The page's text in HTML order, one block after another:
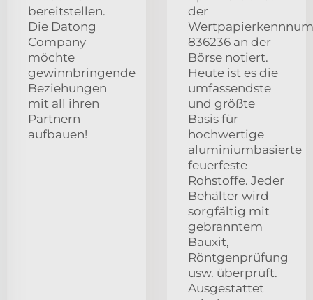
bereitstellen.
Die Datong
Company
möchte
gewinnbringende
Beziehungen
mit all ihren
Partnern
aufbauen!
der
836236 an der
Börse notiert.
Heute ist es die
umfassendste
und größte
Basis für
hochwertige
aluminiumbasierte
feuerfeste
Rohstoffe. Jeder
Behälter wird
sorgfältig mit
gebranntem
Bauxit,
Röntgenprüfung
usw. überprüft.
Ausgestattet